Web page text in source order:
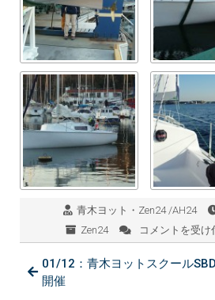
青木ヨット・Zen24 /AH24
Zen24
Zen24、
艇
コメントを受け
01/12：青木ヨットスクール
開催